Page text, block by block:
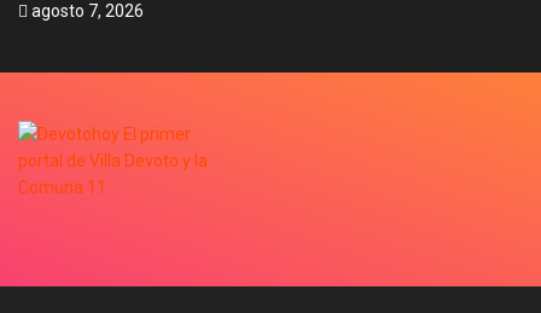
agosto 7, 2026